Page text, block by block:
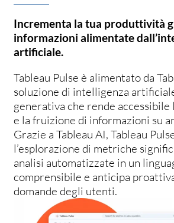
Incrementa la tua produttività
informazioni alimentate
artificiale.
Tableau Pulse è alimentato da
soluzione di intelligenza
generativa che rende accessibile
e la fruizione di informazioni su
Grazie a Tableau AI, Tableau
l’esplorazione di metriche
analisi automatizzate in un
comprensibile e anticipa
domande degli utenti.